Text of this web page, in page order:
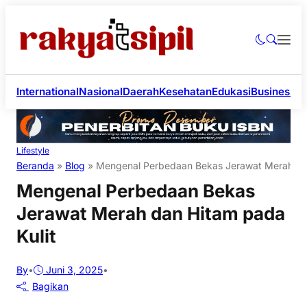
InternationalNasionalDaerahKesehatanEdukasiBusiness
Lifestyle
Beranda » Blog » Mengenal Perbedaan Bekas Jerawat Merah
Mengenal Perbedaan Bekas
Jerawat Merah dan Hitam pada
Kulit
By• Juni 3, 2025•
Bagikan